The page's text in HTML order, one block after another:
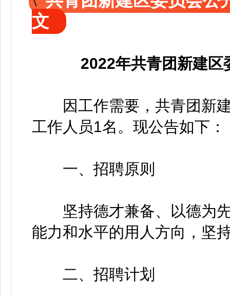
文
2022年共青团新建区
因工作需要，共青团新建
工作人员1名。现公告如下：
一、招聘原则
坚持德才兼备、以德为先
能力和水平的用人方向，坚
二、招聘计划